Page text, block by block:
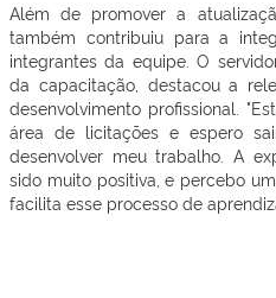
Além de promover a
também contribuiu para a
integrantes da equipe. O
da capacitação, destacou a
desenvolvimento profissional.
área de licitações e espero
desenvolver meu trabalho. A
sido muito positiva, e percebo
facilita esse processo de